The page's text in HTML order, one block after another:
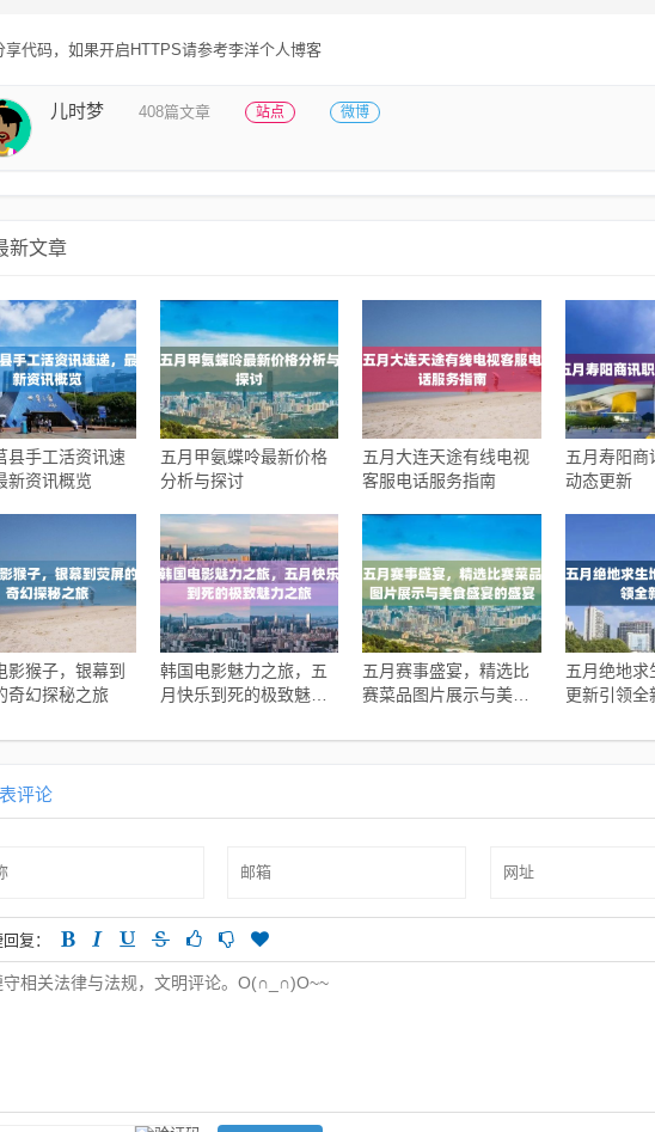
享代码，如果开启HTTPS请参考李洋个人博客
儿时梦 408篇文章 站点 微博
新文章
县手工活资讯速
新资讯概览
五月甲氨蝶呤最新价格
分析与探讨
五月大连天途有线电视
客服电话服务指南
五月寿阳商
动态更新
影猴子，银幕到
奇幻探秘之旅
韩国电影魅力之旅，五
月快乐到死的极致魅力
五月赛事盛宴，精选比
赛菜品图片展示与美食
五月绝地求
更新引领全
评论
复：